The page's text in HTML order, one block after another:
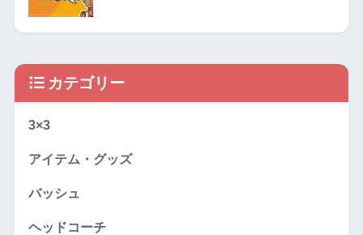
カテゴリー
3×3
アイテム・グッズ
バッシュ
ヘッドコーチ